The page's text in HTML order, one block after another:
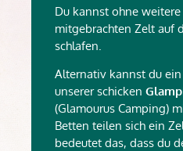
Du kannst ohne
mitgebrachten Zelt auf
schlafen.
Alternativ kannst du
unserer schicken
(Glamourus Camping)
Betten teilen sich ein
bedeutet das, dass du